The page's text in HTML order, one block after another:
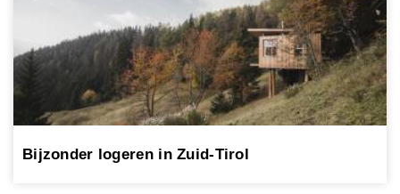
Bijzonder logeren in Zuid-Tirol